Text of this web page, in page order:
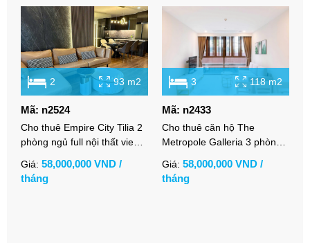
2 93 m2
Mã: n2524
Cho thuê Empire City Tilia 2
phòng ngủ full nội thất view
Giá: 58,000,000 VND /
tháng
3 118 m2
Mã: n2433
Cho thuê căn hộ The
Metropole Galleria 3 phòng
Giá: 58,000,000 VND /
tháng